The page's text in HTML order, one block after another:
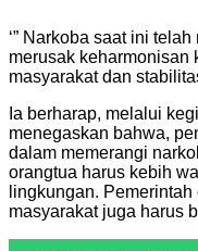
‘” Narkoba saat ini
merusak keharmonisan
masyarakat dan
Ia berharap, melalui
menegaskan bahwa,
dalam memerangi
orangtua harus kebih
lingkungan.
masyarakat juga harus